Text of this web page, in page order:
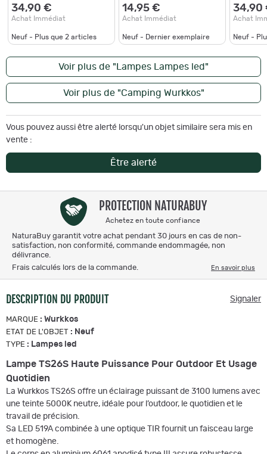
34,90 €
Achat Immédiat
Neuf - Plus que 2 articles
14,95 €
Achat Immédiat
Neuf - Dernier exemplaire
34,90
Achat
Neuf -
Voir plus de "Lampes Lampes led"
Voir plus de "Camping Wurkkos"
Vous pouvez aussi être alerté lorsqu'un objet similaire sera mis en
vente :
Être alerté
PROTECTION NATURABUY
Achetez en toute confiance
NaturaBuy garantit votre achat pendant 30 jours en cas de non-
satisfaction, non conformité, commande endommagée, non
délivrance.
Frais calculés lors de la commande.
En savoir plus
DESCRIPTION DU PRODUIT Signaler
MARQUE : Wurkkos
ETAT DE L'OBJET : Neuf
TYPE : Lampes led
Lampe TS26S Haute Puissance Pour Outdoor Et Usage
Quotidien
La Wurkkos TS26S offre un éclairage puissant de 3100 lumens avec
une teinte 5000K neutre, idéale pour l’outdoor, le quotidien et le
travail de précision.
Sa LED 519A combinée à une optique TIR fournit un faisceau large
et homogène.